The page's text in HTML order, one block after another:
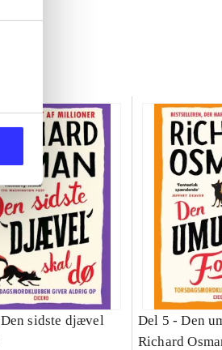
Den sidste djævel
Del 5 -Den
Richard